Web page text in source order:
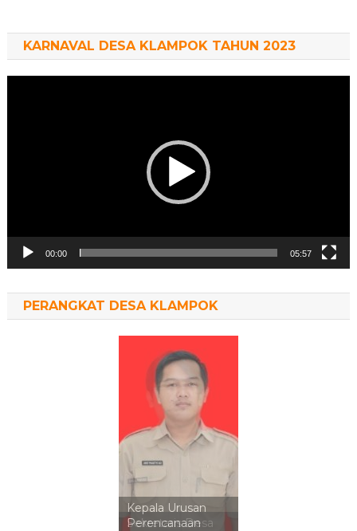
KARNAVAL DESA KLAMPOK TAHUN 2023
00:00 05:57
PERANGKAT DESA KLAMPOK
Kepala Urusan
Perencanaan